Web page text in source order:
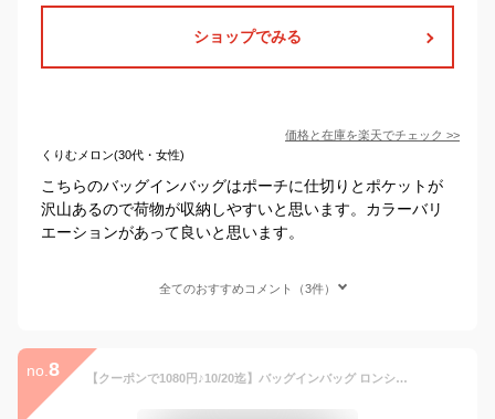
ショップでみる
価格と在庫を楽天でチェック >>
くりむメロン(30代・女性)
こちらのバッグインバッグはポーチに仕切りとポケットが
沢山あるので荷物が収納しやすいと思います。カラーバリ
エーションがあって良いと思います。
全てのおすすめコメント（3件）
no. 8 【クーポンで1080円♪10/20迄】バッグインバッグ ロンシャン対応 ロンシャン プリアージュ 水筒 ポケット付き 自立 軽量 整理 小さめ 大きめ ショルダーバッグ フェルト インナーバッグ トートバッグ用 ファスナー 洗える 仕切り 収納力抜群 Lサイズ Sサイズ Mサイズ